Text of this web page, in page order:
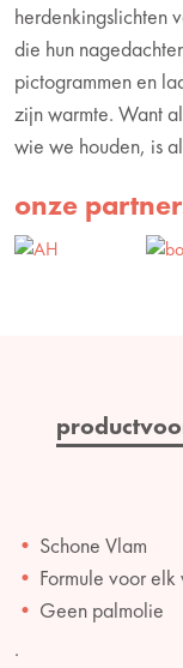
herdenkingslichten
die hun
pictogrammen en
zijn warmte. Want
wie we houden, is
onze
Schone Vlam
Formule voor
Geen palmolie
.